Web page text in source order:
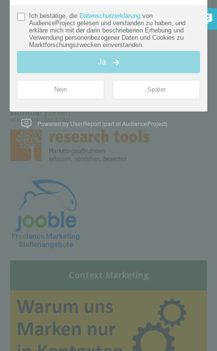
Context Marketing
Powered by UserReport (part of AudienceProject)